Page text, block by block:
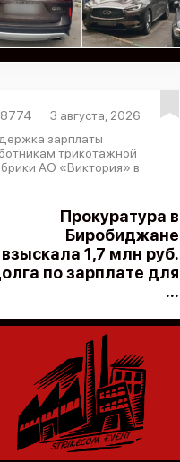
8774
3 августа, 2026
зарплаты
трикотажной
АО «Виктория» в
Прокуратура в
Биробиджане
взыскала 1,7 млн руб.
по зарплате для
...